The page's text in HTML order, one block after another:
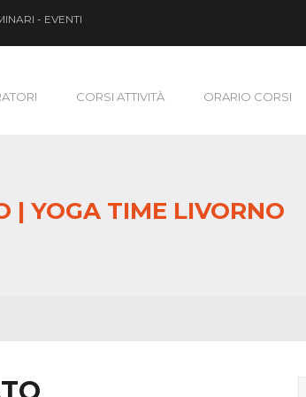
- EVENTI
CORSI ATTIVITÀ ORARIO CORSI
| YOGA TIME LIVORNO